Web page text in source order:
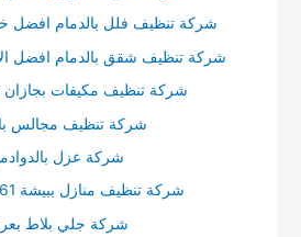
شركة تنظيف فلل بالدمام افضل
شركة تنظيف شقق بالدمام افضل
شركة تنظيف مكيفات بجازان
شركة تنظيف مجالس
شركة عزل
شركة تنظيف منازل ببيشة 0566371961
شركة جلي بلاط